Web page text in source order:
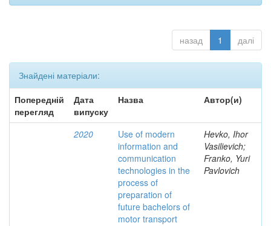
назад 1 далі
Знайдені матеріали:
Попередній
перегляд
Дата
випуску
Назва Автор(и)
2020
Use of modern
information and
communication
technologies in the
process of
preparation of
future bachelors of
motor transport
Hevko, Ihor
Vasilievich;
Franko, Yuri
Pavlovich